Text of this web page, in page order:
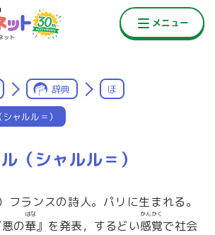
辞典 ほ
ャルル＝）
（シャルル＝）
フランスの詩人。パリに生まれる。
の華
はな
』を発表，するどい感覚
かんかく
で社会